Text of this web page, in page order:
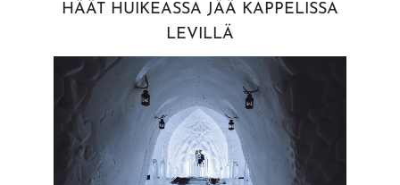
HÄÄT HUIKEASSA JÄÄ KAPPELISSA
LEVILLÄ